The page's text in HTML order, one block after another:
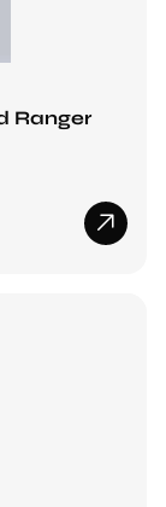
Ranger